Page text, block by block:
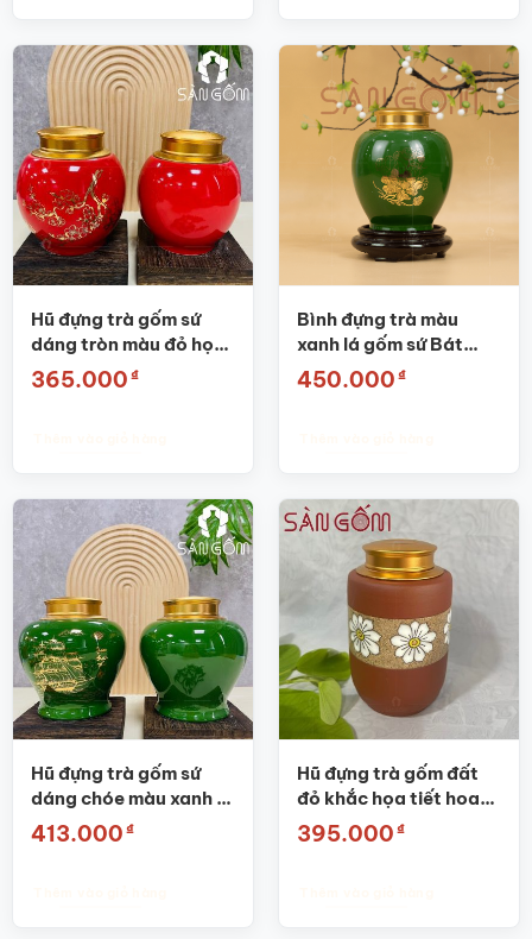
Hũ đựng trà gốm sứ
dáng tròn màu đỏ họa
tiết nhánh đào SG-
BĐT65
365.000 ₫
Bình đựng trà màu
xanh lá gốm sứ Bát
Tràng SG-BĐT01
450.000 ₫
Hũ đựng trà gốm sứ
dáng chóe màu xanh lá
họa tiết thuận buồm
xuôi gió SG-BĐT60
413.000 ₫
Hũ đựng trà gốm đất
đỏ khắc họa tiết hoa
cúc SG-BĐT48
395.000 ₫